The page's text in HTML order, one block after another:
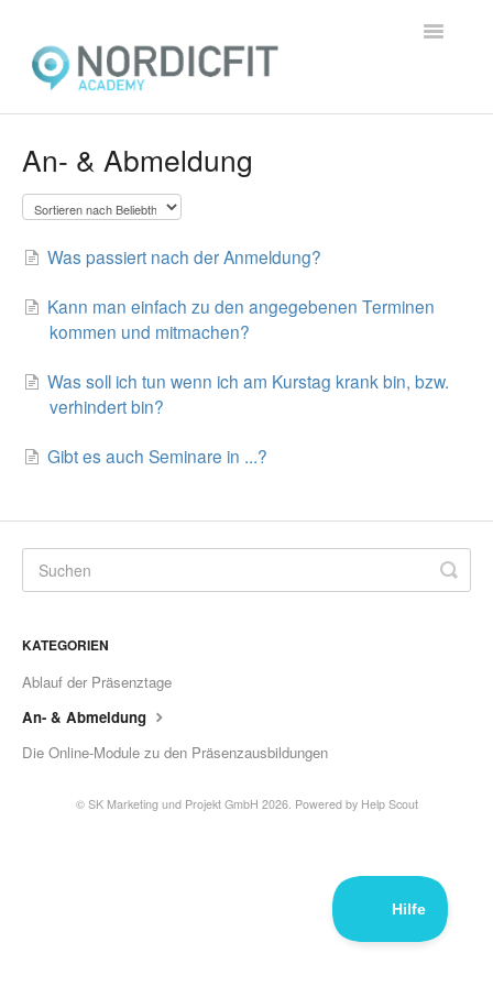
Toggle
Online-Ausbildungen
An- & Abmeldung
Was passiert nach der Anmeldung?
Kann man einfach zu den angegebenen Terminen
kommen und mitmachen?
Was soll ich tun wenn ich am Kurstag krank bin, bzw.
verhindert bin?
Gibt es auch Seminare in ...?
KATEGORIEN
Ablauf der Präsenztage
An- & Abmeldung
Die Online-Module zu den Präsenzausbildungen
© SK Marketing und Projekt GmbH 2026. Powered by Help Scout